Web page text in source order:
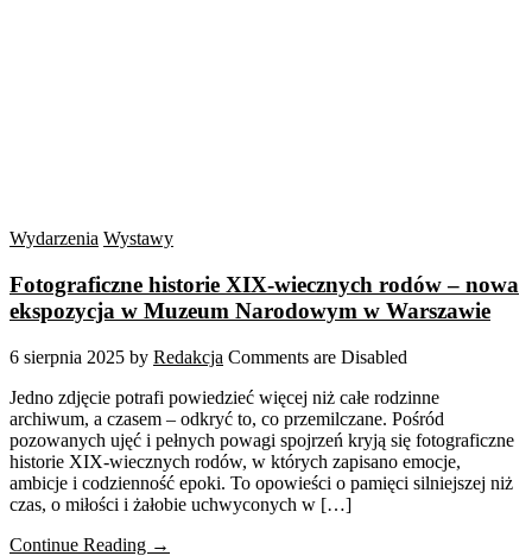
Wydarzenia Wystawy
Fotograficzne historie XIX-wiecznych rodów – nowa
ekspozycja w Muzeum Narodowym w Warszawie
6 sierpnia 2025 by Redakcja Comments are Disabled
Jedno zdjęcie potrafi powiedzieć więcej niż całe rodzinne
archiwum, a czasem – odkryć to, co przemilczane. Pośród
pozowanych ujęć i pełnych powagi spojrzeń kryją się fotograficzne
historie XIX-wiecznych rodów, w których zapisano emocje,
ambicje i codzienność epoki. To opowieści o pamięci silniejszej niż
czas, o miłości i żałobie uchwyconych w […]
Continue Reading →